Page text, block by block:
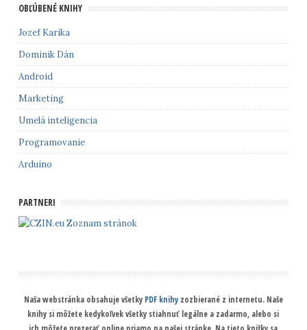
OBĽÚBENÉ KNIHY
Jozef Karika
Dominik Dán
Android
Marketing
Umelá inteligencia
Programovanie
Arduino
PARTNERI
Zoznam stránok
Naša webstránka obsahuje všetky PDF knihyzozbierané z internetu. Naše
knihy si môžete kedykoľvek všetky stiahnuť legálne a zadarmo, alebo si